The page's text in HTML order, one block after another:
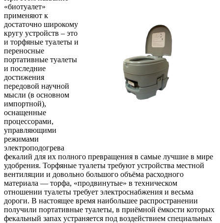
«биотуалет»
применяют к
достаточно широкому
кругу устройств – это
и торфяные туалеты и
переносные
портативные туалеты
и последние
достижения
передовой научной
мысли (в основном
импортной),
оснащенные
процессорами,
управляющими
режимами
электроподогрева
фекалий для их полного превращения в самые лучшие в мире
удобрения. Торфяные туалеты требуют устройства местной
вентиляции и довольно большого объёма расходного
материала — торфа, «продвинутые» в техническом
отношении туалеты требует электроснабжения и весьма
дороги. В настоящее время наибольшее распространении
получили портативные туалеты, в приёмной ёмкости которых
фекальный запах устраняется под воздействием специальных